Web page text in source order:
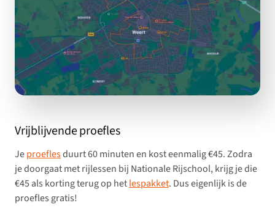
Vrijblijvende proefles
Jeproeflesduurt 60 minuten en kost eenmalig €45. Zodra
je doorgaat met rijlessen bij Nationale Rijschool, krijg je die
€45 als korting terug op hetlespakket. Dus eigenlijk is de
proefles gratis!